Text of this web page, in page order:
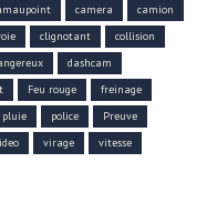
camera
camion
clignotant
collision
dashcam
Feu rouge
freinage
pluie police
Preuve
virage
vitesse